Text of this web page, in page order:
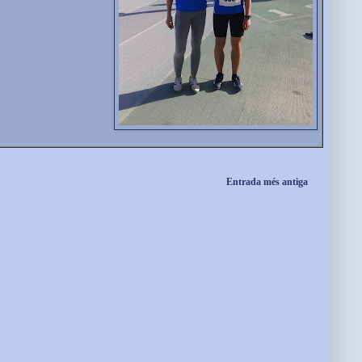
Entrada més antiga